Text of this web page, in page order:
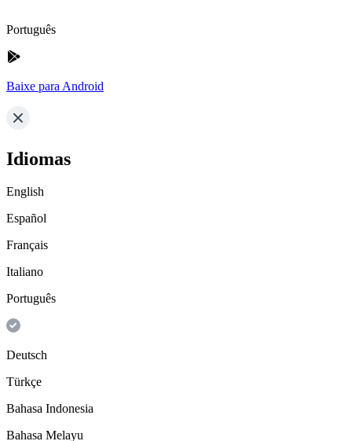
Português
Baixe para Android
Idiomas
English
Español
Français
Italiano
Português
Deutsch
Türkçe
Bahasa Indonesia
Bahasa Melayu